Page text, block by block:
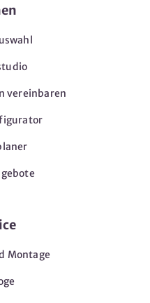
vereinbaren
Montage